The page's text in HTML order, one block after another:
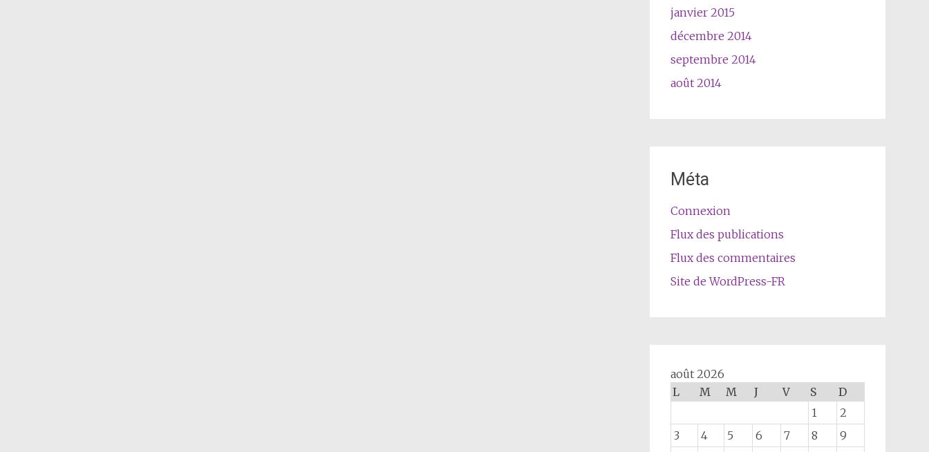
janvier 2015
décembre 2014
septembre 2014
août 2014
Méta
Connexion
Flux des publications
Flux des commentaires
Site de WordPress-FR
août 2026
L
M M J V S
D
1
2
3
4 5 6 7 8
9